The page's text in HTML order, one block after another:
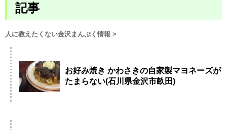
記事
人に教えたくない金沢まんぷく情報 >
お好み焼き かわさきの自家製マヨネーズが
たまらない(石川県金沢市畝田)